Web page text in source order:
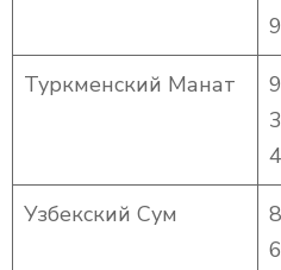
9
Туркменский Манат
9
3
4
Узбекский Сум
8
6